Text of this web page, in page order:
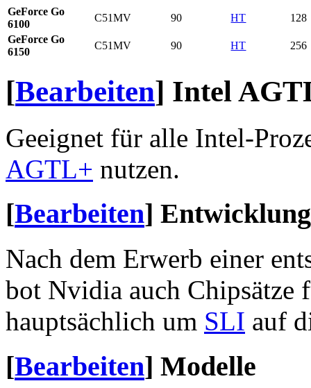
GeForce Go
6100
C51MV 90 HT
128
GeForce Go
6150
C51MV 90 HT 256
[Bearbeiten] Intel
Geeignet für alle Intel-
AGTL+ nutzen.
[Bearbeiten] Entwicklung
Nach dem Erwerb einer
bot Nvidia auch Chipsätze
hauptsächlich um SLI auf
[Bearbeiten] Modelle